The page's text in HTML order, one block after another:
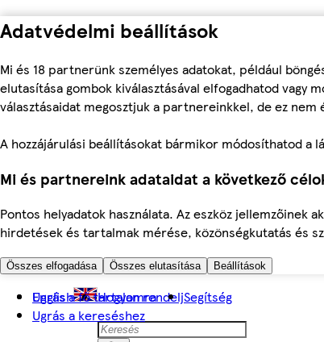
Adatvédelmi beállítások
Mi és 18 partnerünk személyes adatokat, például
elutasítása gombok kiválasztásával elfogadhatod vagy
választásaidat megosztjuk a partnereinkkel, de ez
A hozzájárulási beállításokat bármikor módosíthatod a
Mi és partnereink adataidat a következő
Pontos helyadatok használata. Az eszköz
hirdetések és tartalmak mérése, közönségkutatás és
Összes elfogadása Összes elutasítása Beállítások
Ugrás a fő tartalomra
Ugrás a kereséshez
English Hogyan rendeljSegítség